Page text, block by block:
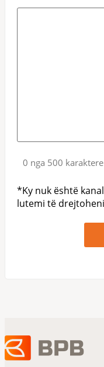
0 nga 500
*Ky nuk është
lutemi të